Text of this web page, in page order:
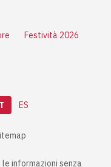
Festività 2026
ES
informazioni senza